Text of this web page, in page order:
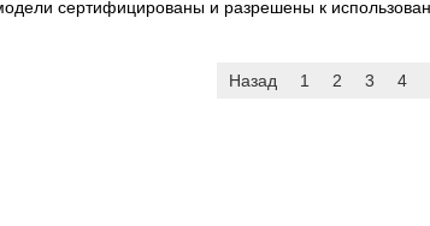
сертифицированы и разрешены к
Назад 1 2 3 4